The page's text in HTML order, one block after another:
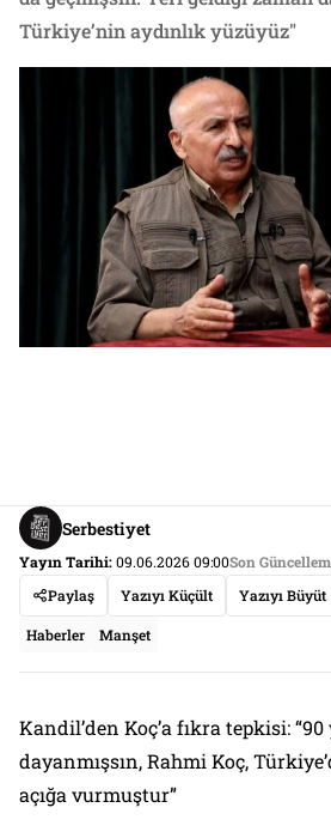
Türkiye’nin aydınlık yüzüyüz"
Serbestiyet
Yayın Tarihi:09.06.2026 09:00Son
Paylaş
Yazıyı Küçült Yazıyı Büyüt
Haberler Manşet
Kandil’den Koç’a fıkra tepkisi: “90
dayanmışsın, Rahmi Koç,
açığa vurmuştur”